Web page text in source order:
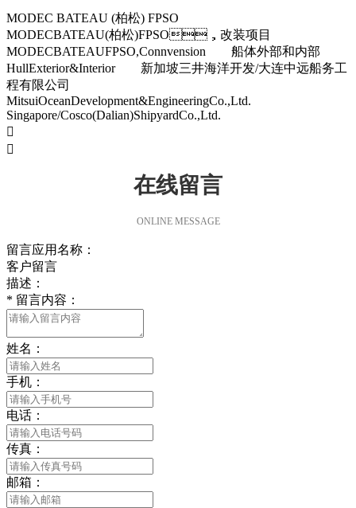
MODEC BATEAU (柏松) FPSO
MODECBATEAU(柏松)FPSO，改装项目
MODECBATEAUFPSO,Connvension 船体外部和内部
HullExterior&Interior 新加坡三井海洋开发/大连中远船务工
程有限公司
MitsuiOceanDevelopment&EngineeringCo.,Ltd.
Singapore/Cosco(Dalian)ShipyardCo.,Ltd.


在线留言
ONLINE MESSAGE
留言应用名称：
客户留言
描述：
* 留言内容：
姓名：
手机：
电话：
传真：
邮箱：